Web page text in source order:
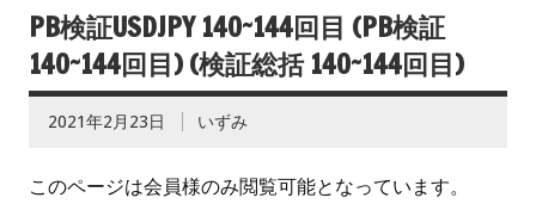
PB検証USDJPY 140~144回目 (PB検証
140~144回目) (検証総括 140~144回目)
2021年2月23日 いずみ
このページは会員様のみ閲覧可能となっています。